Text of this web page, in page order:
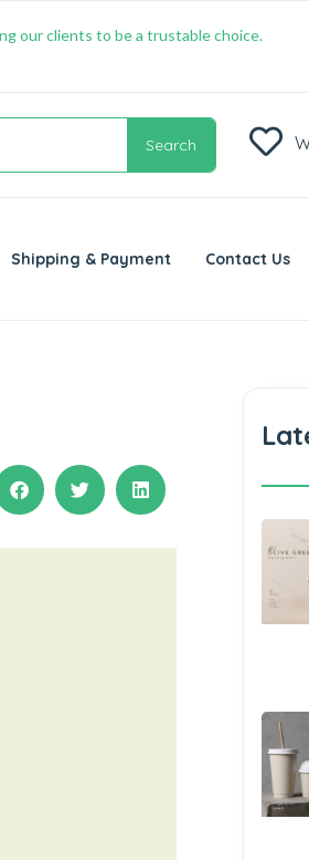
our clients to be a trustable choice.
Search
Shipping & Payment Contact Us